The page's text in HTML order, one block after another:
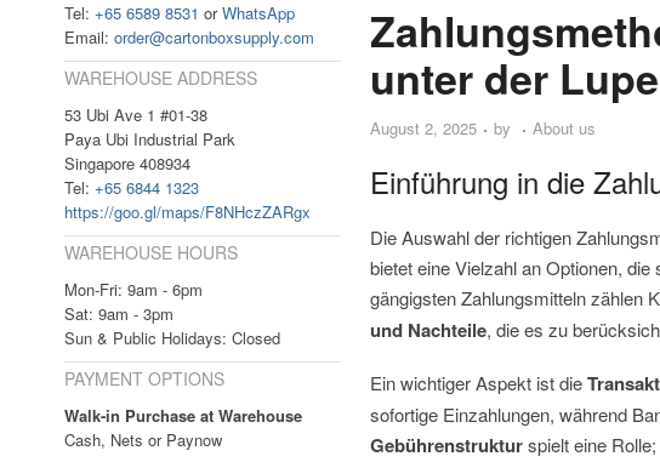
unter der Lupe
August 2, 2025 by About us
Einführung in die
Die Auswahl der richtigen
bietet eine Vielzahl an Optionen,
gängigsten Zahlungsmitteln zählen
und Nachteile, die es zu
Ein wichtiger Aspekt ist die
sofortige Einzahlungen, während
Gebührenstrukturspielt eine
Tel: +65 6589 8531 orWhatsApp
Email: order@cartonboxsupply.com
WAREHOUSE ADDRESS
53 Ubi Ave 1 #01-38
Paya Ubi Industrial Park
Singapore 408934
Tel: +65 6844 1323
https://goo.gl/maps/F8NHczZARgx
WAREHOUSE HOURS
Mon-Fri: 9am - 6pm
Sat: 9am - 3pm
Sun & Public Holidays: Closed
PAYMENT OPTIONS
Walk-in Purchase at Warehouse
Cash, Nets or Paynow